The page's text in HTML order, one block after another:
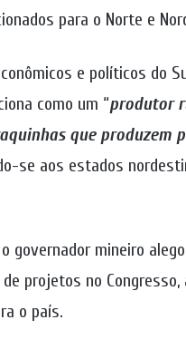
para o Norte e
e políticos do
como um “produtor
que produzem
se aos estados
o governador mineiro
projetos no
o país.